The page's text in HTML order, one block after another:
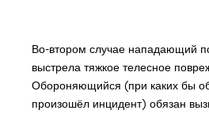
Во-втором случае нападающий
выстрела тяжкое телесное
Обороняющийся (при каких бы
произошёл инцидент) обязан